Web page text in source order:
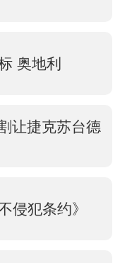
奥地利
让捷克苏台德
侵犯条约》